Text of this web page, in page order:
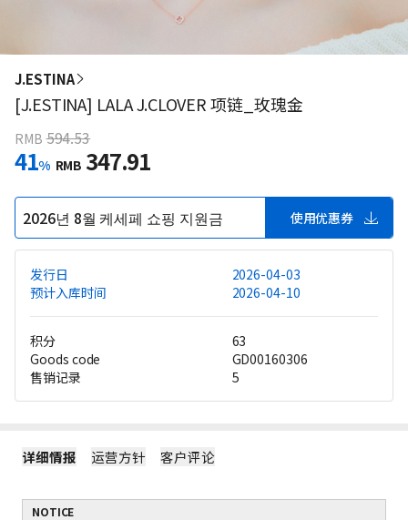
J.ESTINA
[J.ESTINA] LALA J.CLOVER 项链_玫瑰金
RMB 594.53
41% RMB 347.91
2026년 8월 케세페 쇼핑 지원금 使用优惠券
发行日
2026-04-03
预计入库时间
2026-04-10
积分
63
Goods code
GD00160306
售销记录
5
详细情报 运营方针 客户评论
NOTICE